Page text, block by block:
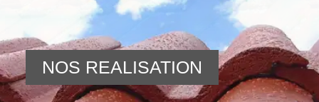
NOS REALISATION